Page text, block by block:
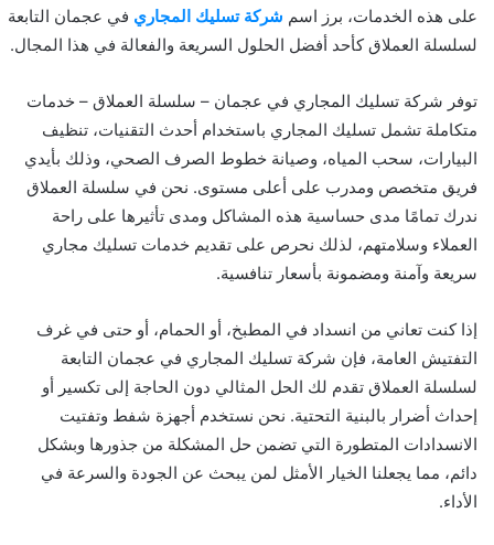
على هذه الخدمات، برز اسم شركة تسليك المجاري في عجمان التابعة
لسلسلة العملاق كأحد أفضل الحلول السريعة والفعالة في هذا المجال.
توفر شركة تسليك المجاري في عجمان – سلسلة العملاق – خدمات
متكاملة تشمل تسليك المجاري باستخدام أحدث التقنيات، تنظيف
البيارات، سحب المياه، وصيانة خطوط الصرف الصحي، وذلك بأيدي
فريق متخصص ومدرب على أعلى مستوى. نحن في سلسلة العملاق
ندرك تمامًا مدى حساسية هذه المشاكل ومدى تأثيرها على راحة
العملاء وسلامتهم، لذلك نحرص على تقديم خدمات تسليك مجاري
سريعة وآمنة ومضمونة بأسعار تنافسية.
إذا كنت تعاني من انسداد في المطبخ، أو الحمام، أو حتى في غرف
التفتيش العامة، فإن شركة تسليك المجاري في عجمان التابعة
لسلسلة العملاق تقدم لك الحل المثالي دون الحاجة إلى تكسير أو
إحداث أضرار بالبنية التحتية. نحن نستخدم أجهزة شفط وتفتيت
الانسدادات المتطورة التي تضمن حل المشكلة من جذورها وبشكل
دائم، مما يجعلنا الخيار الأمثل لمن يبحث عن الجودة والسرعة في
الأداء.